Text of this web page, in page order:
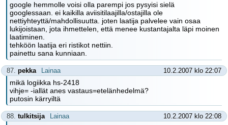
google hemmolle voisi olla parempi jos pysyisi sielä
googlessaan. ei kaikilla aviisitilaajilla/ostajilla ole
nettiyhteyttä/mahdollisuutta. joten laatija palvelee vain osaa
lukijoistaan, jota ihmettelen, että menee kustantajalta läpi moinen
laatiminen.
tehköön laatija eri ristikot nettiin.
painettu sana kunniaan.
87. pekka Lainaa 10.2.2007 klo 22:07
mikä logiikka hs-2418
vihje= -iallät anes vastaus=etelänhedelmä?
putosin kärryiltä
88. tulkitsija Lainaa 10.2.2007 klo 22:08